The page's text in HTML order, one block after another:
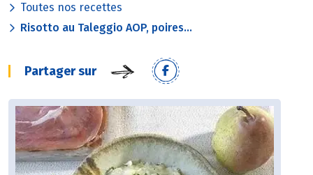
Toutes nos recettes
Risotto au Taleggio AOP, poires...
Partager sur